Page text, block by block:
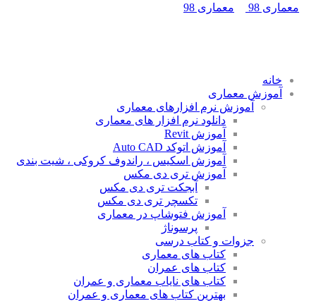
خانه
آموزش معماری
آموزش نرم افزارهای معماری
دانلود نرم افزار های معماری
آموزش Revit
آموزش اتوکد Auto CAD
آموزش اسکیس ، راندوف کروکی ، شیت بندی
آموزش تری دی مکس
آبجکت تری دی مکس
تکسچر تری دی مکس
آموزش فتوشاپ در معماری
پرسوناژ
جزوات و کتاب درسی
کتاب های معماری
کتاب های عمران
کتاب های نایاب معماری و عمران
بهترین کتاب های معماری و عمران